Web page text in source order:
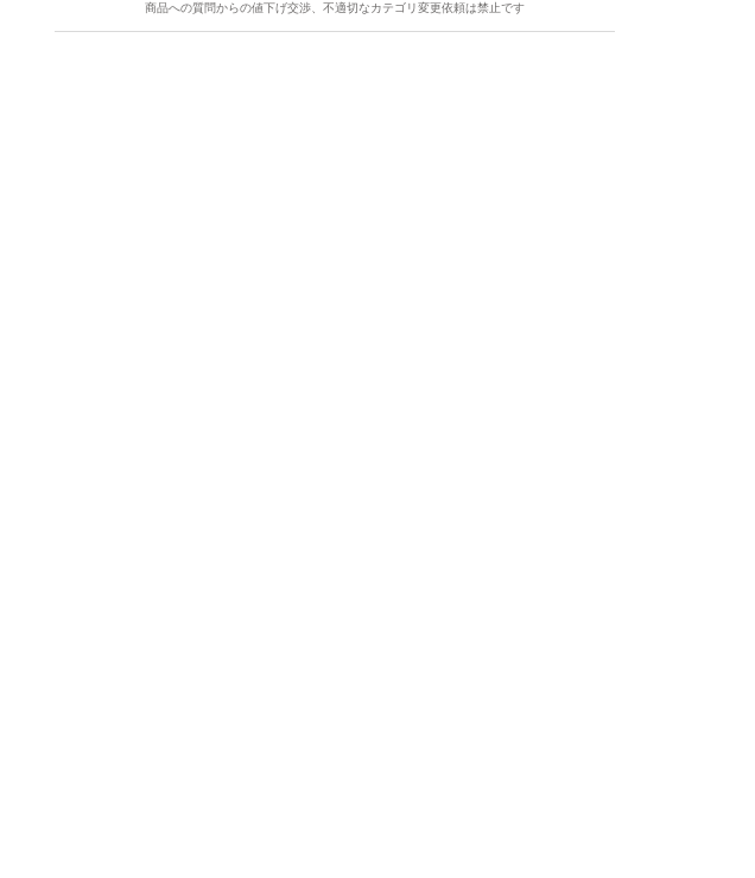
いて
にバッジを付与しています
した安心・安全なユーザーです
商品への質問からの値下げ交渉、不適切なカテゴリ変更依頼は禁止です
ーします
ね！
ね！
ね！
ね！